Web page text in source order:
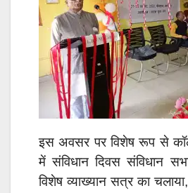
इस अवसर पर विशेष रूप से
में संविधान दिवस संविधान
विशेष व्याख्यान सत्र का